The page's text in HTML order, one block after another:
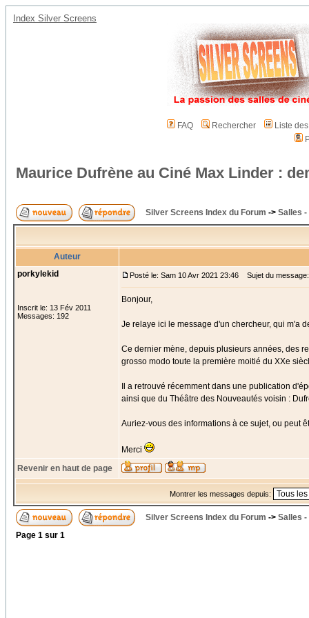
Index Silver Screens
FAQ Rechercher
Liste
Maurice Dufrène au Ciné Max Linder :
Silver Screens Index du Forum -> Salles
Auteur
porkylekid
Inscrit le: 13 Fév 2011
Messages: 192
Posté le: Sam 10 Avr 2021 23:46 Sujet du
Bonjour,
Je relaye ici le message d'un chercheur, qui m'a
Ce dernier mène, depuis plusieurs années, des
grosso modo toute la première moitié du XXe
Il a retrouvé récemment dans une publication
ainsi que du Théâtre des Nouveautés voisin :
Auriez-vous des informations à ce sujet, ou peut
Merci
Revenir en haut de page
Montrer les messages depuis:
Silver Screens Index du Forum -> Salles
Page 1 sur 1